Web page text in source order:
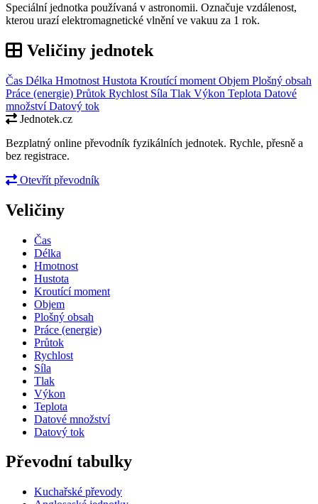
Speciální jednotka používaná v astronomii. Označuje vzdálenost,
kterou urazí elektromagnetické vlnění ve vakuu za 1 rok.
Veličiny jednotek
Čas Délka Hmotnost Hustota Kroutící moment Objem Plošný obsah
Práce (energie) Průtok Rychlost Síla Tlak Výkon Teplota Datové
množstvíDatový tok
Jednotek.cz
Bezplatný online převodník fyzikálních jednotek. Rychle, přesně a
bez registrace.
Otevřít převodník
Veličiny
Čas
Délka
Hmotnost
Hustota
Kroutící moment
Objem
Plošný obsah
Práce (energie)
Průtok
Rychlost
Síla
Tlak
Výkon
Teplota
Datové množství
Datový tok
Převodní tabulky
Kuchařské převody